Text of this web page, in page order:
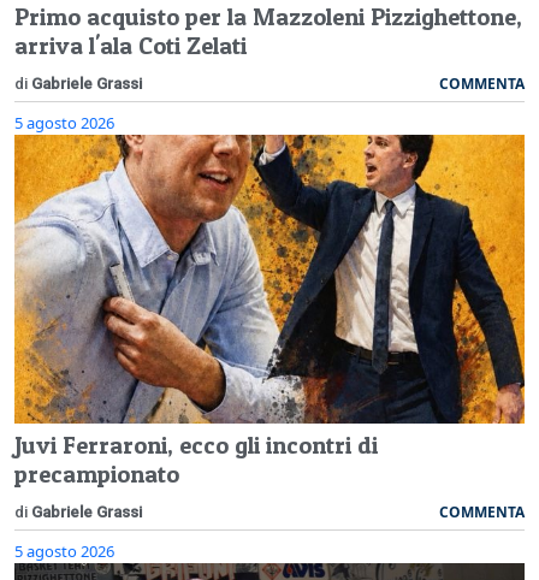
Primo acquisto per la Mazzoleni Pizzighettone,
arriva l'ala Coti Zelati
di Gabriele Grassi COMMENTA
5 agosto 2026
Juvi Ferraroni, ecco gli incontri di
precampionato
di Gabriele Grassi COMMENTA
5 agosto 2026